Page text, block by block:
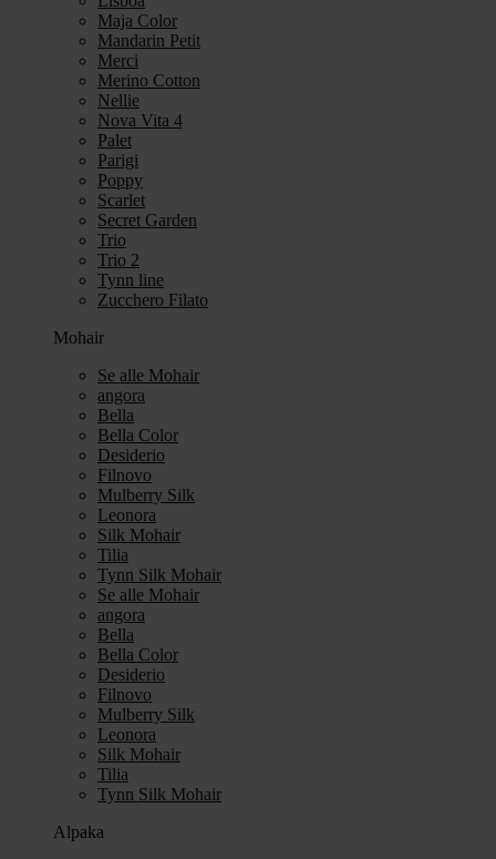
Maja Color
Mandarin Petit
Merci
Merino Cotton
Nellie
Nova Vita 4
Palet
Parigi
Poppy
Scarlet
Secret Garden
Trio
Trio 2
Tynn line
Zucchero Filato
Mohair
Se alle Mohair
angora
Bella
Bella Color
Desiderio
Filnovo
Mulberry Silk
Leonora
Silk Mohair
Tilia
Tynn Silk Mohair
Se alle Mohair
angora
Bella
Bella Color
Desiderio
Filnovo
Mulberry Silk
Leonora
Silk Mohair
Tilia
Tynn Silk Mohair
Alpaka